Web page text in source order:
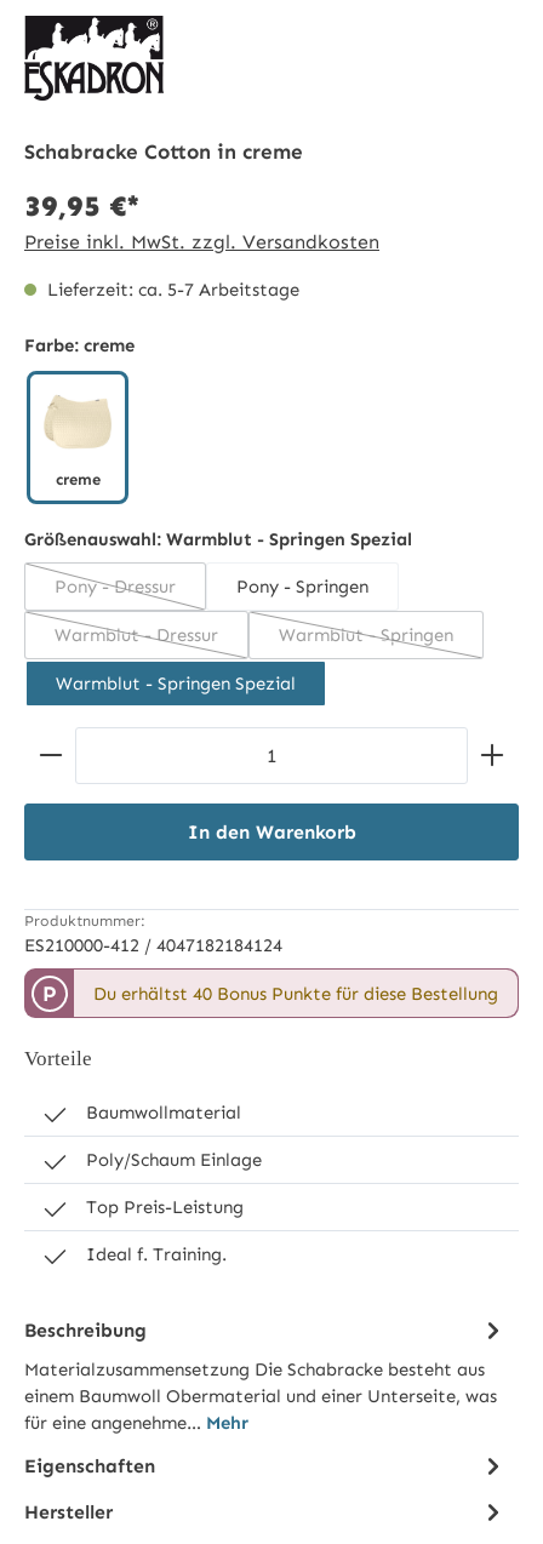
Schabracke Cotton in creme
39,95 €*
Preise inkl. MwSt. zzgl. Versandkosten
Lieferzeit: ca. 5-7 Arbeitstage
Farbe: creme
creme
Größenauswahl: Warmblut - Springen Spezial
Pony - Dressur
(Diese Option ist zurzeit nicht verfügbar.)
Pony - Springen
Warmblut - Dressur
(Diese Option ist zurzeit nicht verfügbar.)
Warmblut - Springen
(Diese Option ist
Warmblut - Springen Spezial
Produkt Anzahl: Gib den gewünschten Wert ein
In den Warenkorb
Produktnummer:
ES210000-412 / 4047182184124
P Du erhältst 40 Bonus Punkte für diese Bestellung
Vorteile
Baumwollmaterial
Poly/Schaum Einlage
Top Preis-Leistung
Ideal f. Training.
Beschreibung
Materialzusammensetzung Die Schabracke besteht aus
einem Baumwoll Obermaterial und einer Unterseite, was
für eine angenehme… Mehr
Eigenschaften
Hersteller